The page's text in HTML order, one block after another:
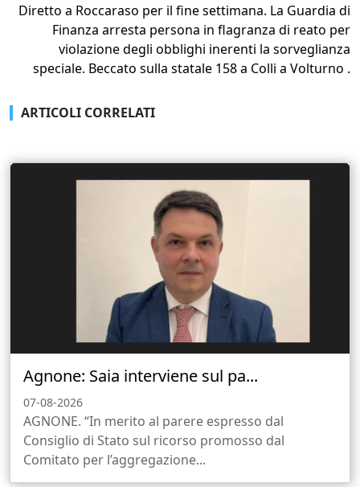
Diretto a Roccaraso per il fine settimana. La Guardia di
Finanza arresta persona in flagranza di reato per
violazione degli obblighi inerenti la sorveglianza
speciale. Beccato sulla statale 158 a Colli a Volturno .
ARTICOLI CORRELATI
Agnone: Saia interviene sul pa...
07-08-2026
AGNONE. “In merito al parere espresso dal
Consiglio di Stato sul ricorso promosso dal
Comitato per l’aggregazione...